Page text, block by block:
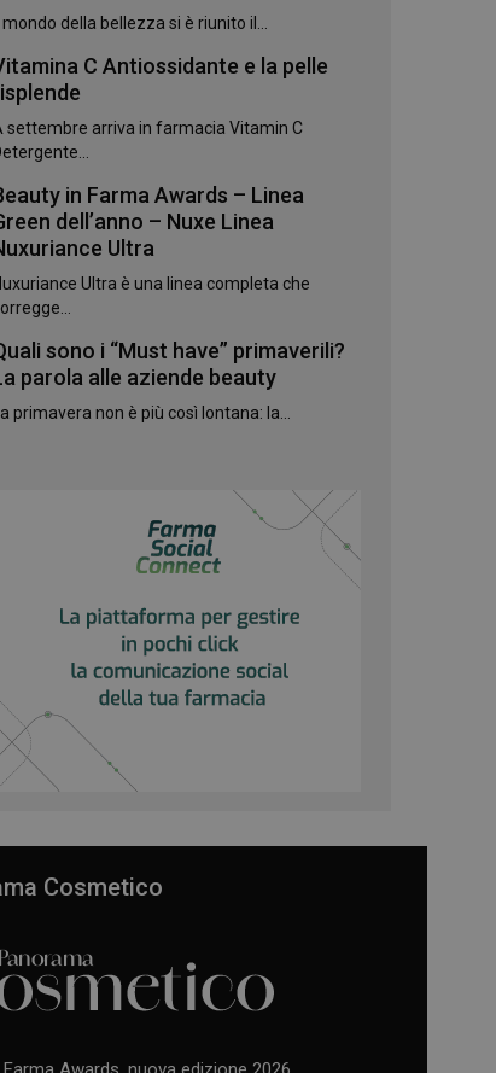
Il mondo della bellezza si è riunito il...
C Antiossidante e la pelle
settembre arriva in farmacia Vitamin C
in Farma Awards – Linea
dell’anno – Nuxe Linea
Ultra
Ultra è una linea completa che
sono i “Must have” primaverili?
parola alle aziende beauty
primavera non è più così lontana: la...
Cosmetico
per
ma un
per un
del
da
in ogni
i
di
per